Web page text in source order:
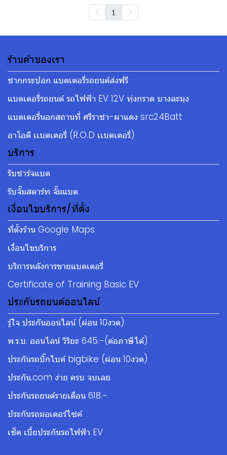
1
ร้านค้าของเรา
ชากกระปอก แบตเตอรี่รถยนต์ส่งฟรี
แบตเตอรี่รถยนต์ รถไฟฟ้า EV 12V ทุ่งกราด บางละมุง
แบตเตอรี่นอกสถานที่ ศรีราชา-ผาแดง src24Batt
อาโอดี เเบตเตอรี่ (R.O.D เเบตเตอรี่)
บริการ
รับชาร์จแบต
รับจั๊มสตาร์ท จั๊มแบต
เงื่อนไขบริการ/ที่ตั้ง
ที่ตั้งร้าน Google Maps
เงื่อนไขบริการ
บริการหลังการขายแบตเตอรี่
Certificate of Training Basic EV
ประกันรถยนต์ออนไลน์
รู้ใจ ประกันออนไลน์ (ผ่อน 10งวด)
พ.ร.บ. ออนไลน์ วิริยะ 645.-(ต่อภาษีได้)
ประกันรถบิ๊กไบค์ bigbike (ผ่อน 10งวด)
ประกัน.com ง่าย ครบ จบเลย
ประกันรถยนต์รายเดือน 618.-
ประกันรถมอเตอร์ไซค์
เช็ค เบี้ยประกันรถไฟฟ้า EV